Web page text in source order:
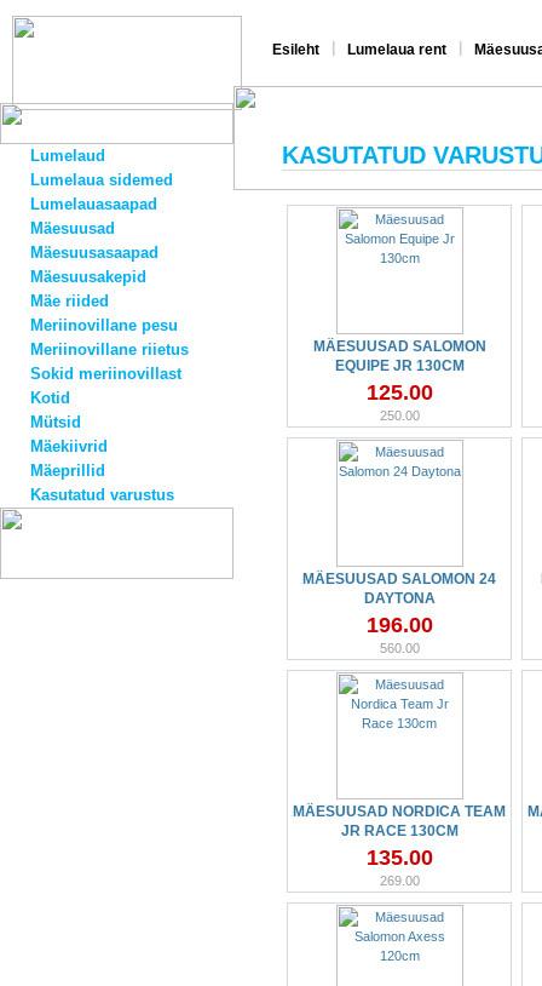
Esileht Lumelaua rent
Lumelaud
Lumelaua sidemed
Lumelauasaapad
Mäesuusad
Mäesuusasaapad
Mäesuusakepid
Mäe riided
Meriinovillane pesu
Meriinovillane riietus
Sokid meriinovillast
Kotid
Mütsid
Mäekiivrid
Mäeprillid
Kasutatud varustus
KASUTATUD
MÄESUUSAD SALOMON
EQUIPE JR 130CM
125.00
250.00
MÄESUUSAD SALOMON 24
DAYTONA
196.00
560.00
MÄESUUSAD NORDICA TEAM
JR RACE 130CM
135.00
269.00